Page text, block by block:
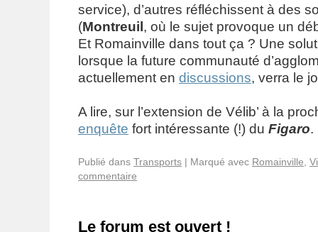
service), d’autres réfléchissent à des
(Montreuil , où le sujet provoque un
Et Romainville dans tout ça ? Une
lorsque la future communauté
actuellement en discussions, verra le
A lire, sur l’extension de Vélib’ à la
enquête fort intéressante (!) du Figaro.
Publié dans Transports | Marqué avec Romainville
commentaire
Le forum est ouvert !